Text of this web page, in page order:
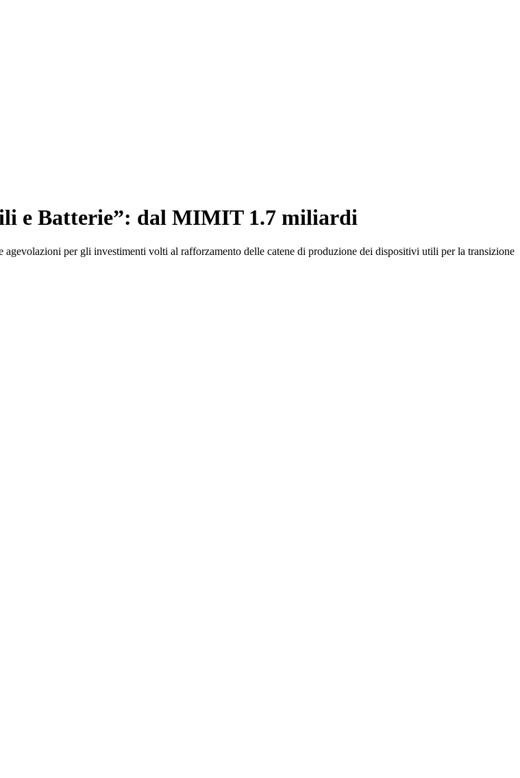
e Batterie”: dal MIMIT 1.7 miliardi
per gli investimenti volti al rafforzamento delle catene di produzione dei dispositivi utili per la transizione